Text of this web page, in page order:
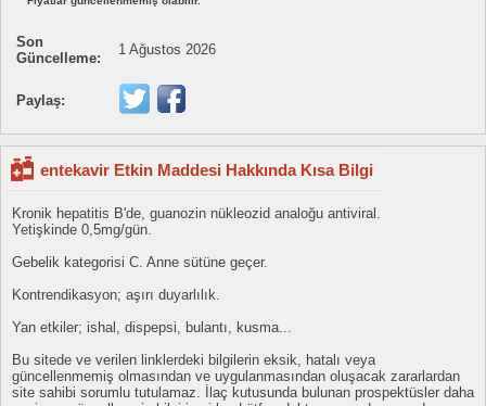
Son
Güncelleme:
1 Ağustos 2026
Paylaş:
entekavir Etkin Maddesi Hakkında Kısa Bilgi
Kronik hepatitis B'de, guanozin nükleozid analoğu antiviral.
Yetişkinde 0,5mg/gün.
Gebelik kategorisi C. Anne sütüne geçer.
Kontrendikasyon; aşırı duyarlılık.
Yan etkiler; ishal, dispepsi, bulantı, kusma...
Bu sitede ve verilen linklerdeki bilgilerin eksik, hatalı veya
güncellenmemiş olmasından ve uygulanmasından oluşacak zararlardan
site sahibi sorumlu tutulamaz. İlaç kutusunda bulunan prospektüsler daha